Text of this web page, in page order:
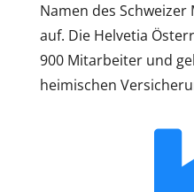
Namen des
auf. Die Helvetia
900 Mitarbeiter und
heimischen